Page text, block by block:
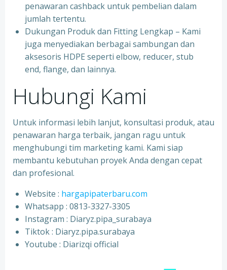
penawaran cashback untuk pembelian dalam
jumlah tertentu.
Dukungan Produk dan Fitting Lengkap – Kami
juga menyediakan berbagai sambungan dan
aksesoris HDPE seperti elbow, reducer, stub
end, flange, dan lainnya.
Hubungi Kami
Untuk informasi lebih lanjut, konsultasi produk, atau
penawaran harga terbaik, jangan ragu untuk
menghubungi tim marketing kami. Kami siap
membantu kebutuhan proyek Anda dengan cepat
dan profesional.
Website : hargapipaterbaru.com
Whatsapp : 0813-3327-3305
⁠Instagram : Diaryz.pipa_surabaya
⁠Tiktok : Diaryz.pipa.surabaya
⁠Youtube : Diarizqi official